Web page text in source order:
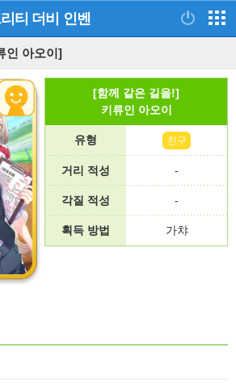
티 더비 인벤
인 아오이]
[함께 같은 길을!]
키류인 아오이
유형 친구
거리 적성 -
각질 적성 -
획득 방법 가챠